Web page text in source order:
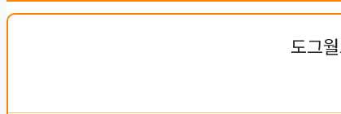
도그